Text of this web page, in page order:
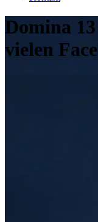
Domina 13
vielen